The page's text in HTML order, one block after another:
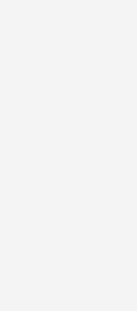
sowie die Verbindungen in den
mit schaumbildenden Mitteln
kontrolliert. Mit den
Verbindungsstellen besprüht.
Die Betonung liegt
nicht selten anzutreffen ist
die ist leider oft wörtlich zu
Einsatz von Spülmittel und
entsteht. Da der Wasseranteil
Gewindeverbindungen (die mit
zur Durchfeuchtung des
ist aber bei einer
jetzt wieder nasse Hanf
ist das Problem wieder
das nicht. Allerdings
werden, wenn die Leitung
Im Gegensatz zum Prüfschaum
nicht auf austretende
Geräte ist aber die sehr genaue